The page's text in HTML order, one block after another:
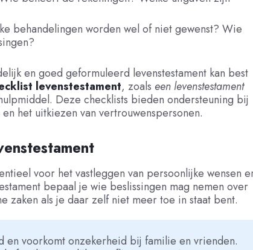
behandelingen worden wel of niet gewenst? Wie
en goed geformuleerd levenstestament kan best
levenstestament, zoals een levenstestament
Deze checklists bieden ondersteuning bij
het uitkiezen van vertrouwenspersonen.
voor het vastleggen van persoonlijke wensen
bepaal je wie beslissingen mag nemen over
zaken als je daar zelf niet meer toe in staat bent.
en voorkomt onzekerheid bij familie en vrienden.